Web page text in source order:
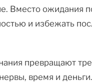
Вместо ожидания
и избежать
превращают
время и деньги.